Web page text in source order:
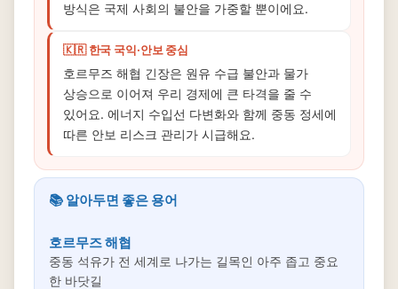
방식은 국제 사회의 불안을 가중할 뿐이에요.
🇰🇷 한국 국익·안보 중심
호르무즈 해협 긴장은 원유 수급 불안과 물가
상승으로 이어져 우리 경제에 큰 타격을 줄 수
있어요. 에너지 수입선 다변화와 함께 중동 정세에
따른 안보 리스크 관리가 시급해요.
📚 알아두면 좋은 용어
호르무즈 해협
중동 석유가 전 세계로 나가는 길목인 아주 좁고 중요
한 바닷길